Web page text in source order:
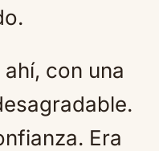
con una
Era